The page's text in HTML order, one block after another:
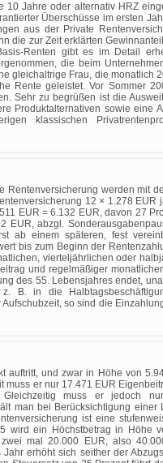
10 Jahre oder alternativ HRZ
Überschüsse im ersten
aus der Private
die zur Zeit erklärten
Renten gibt es im Detail
die beim
gleichaltrige Frau, die monatlich
Rente geleistet. Vor Sommer
Sehr zu begrüßen ist die
Produktalternativen sowie eine
klassischen
Rentenversicherung werden mit
12 × 1.278
EUR = 6.132 EUR, davon 27
EUR, abzgl.
ab einem späteren, fest
bis zum Beginn der
vierteljährlichen oder
und regelmäßiger
des 55. Lebensjahres endet,
B. in die
so sind die
auftritt, und zwar in Höhe von
muss er nur 17.471 EUR
muss er jedoch
man bei Berücksichtigung
ist eine
wird ein Höchstbetrag in Höhe
mal 20.000 EUR, also
erhöht sich seither der